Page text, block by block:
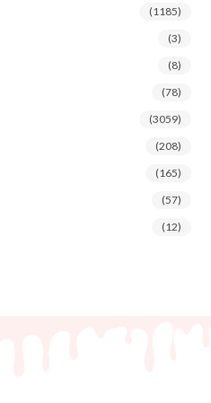
(1185)
(3)
(8)
(78)
(3059)
(208)
(165)
(57)
(12)